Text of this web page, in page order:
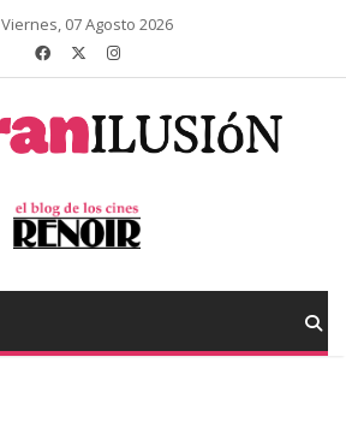
Viernes, 07 Agosto 2026